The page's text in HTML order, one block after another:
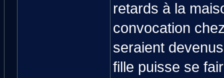
retards à la
convocation
seraient
fille puisse se